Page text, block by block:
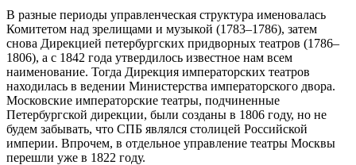
В разные периоды управленческая структура именовалась
Комитетом над зрелищами и музыкой (1783–1786), затем
снова Дирекцией петербургских придворных театров (1786–
1806), а с 1842 года утвердилось известное нам всем
наименование. Тогда Дирекция императорских театров
находилась в ведении Министерства императорского двора.
Московские императорские театры, подчиненные
Петербургской дирекции, были созданы в 1806 году, но не
будем забывать, что СПБ являлся столицей Российской
империи. Впрочем, в отдельное управление театры Москвы
перешли уже в 1822 году.